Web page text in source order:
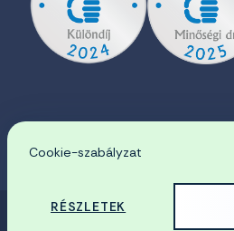
EN
Cookie-szabályzat
RÉSZLETEK